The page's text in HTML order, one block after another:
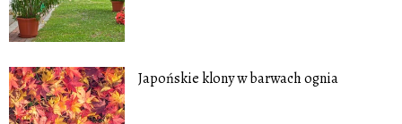
Japońskie klony w barwach ognia